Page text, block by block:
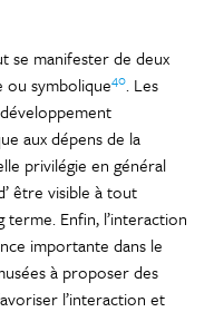
se manifester de deux
ou symbolique40. Les
aux dépens de la
privilégie en général
être visible à tout
Enfin, l’interaction
importante dans le
à proposer des
l’interaction et